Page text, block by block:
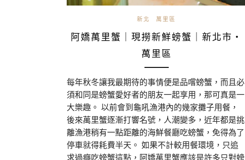
新北 萬里區
阿嬌萬里蟹｜現撈新鮮螃蟹｜新北市・
萬里區
每年秋冬讓我最期待的事情便是品嚐螃蟹，而且必
須和同是螃蟹愛好者的朋友一起享用，那可真是一
大樂趣。 以前會到龜吼漁港內的幾家攤子用餐，
後來萬里蟹逐漸打響名號，人潮變多，近年都是挑
離漁港稍有一點距離的海鮮餐廳吃螃蟹，免得為了
停車就得耗費半天。 如果不計較用餐環境，只追
求過癮吃螃蟹這點，阿嬌萬里蟹應該是許多只對螃